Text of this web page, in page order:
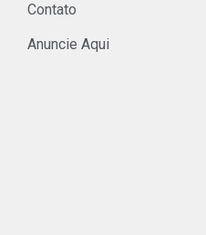
Contato
Anuncie Aqui